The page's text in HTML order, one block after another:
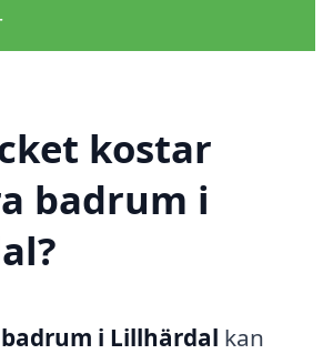
kostar
badrum i
i Lillhärdal kan